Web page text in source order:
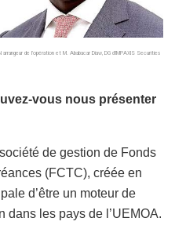
de l’opération et M. Ababacar Diaw, DG d’IMPAXIS Securities
vous nous présenter
de gestion de Fonds
(FCTC), créée en
d’être un moteur de
dans les pays de l’UEMOA.